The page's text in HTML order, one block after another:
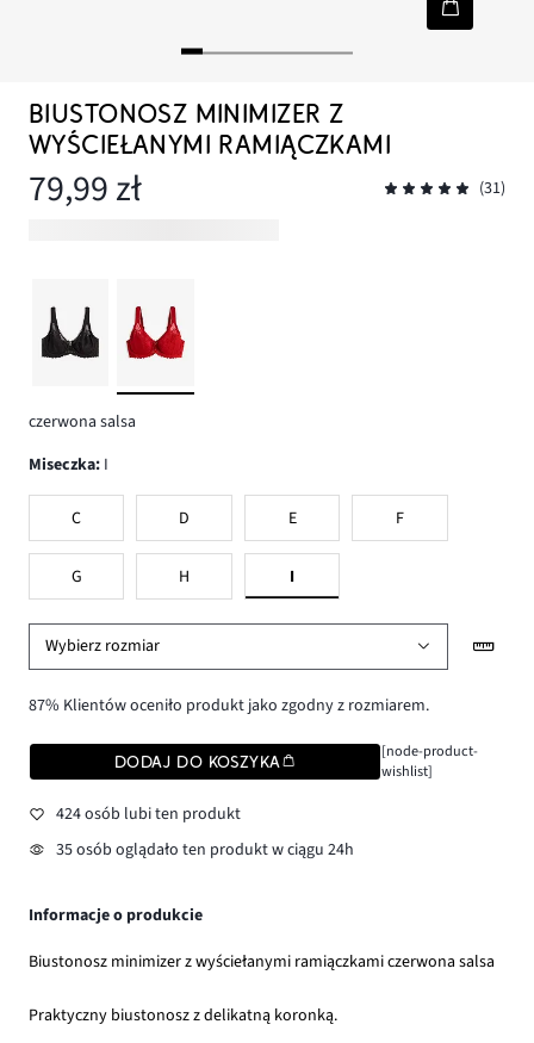
BIUSTONOSZ MINIMIZER Z
WYŚCIEŁANYMI RAMIĄCZKAMI
79,99 zł (31)
czerwona salsa
Miseczka: I
C D E F
G H I
Wybierz rozmiar
87% Klientów oceniło produkt jako zgodny z rozmiarem.
DODAJ DO KOSZYKA
[node-product-
wishlist]
424 osób lubi ten produkt
35 osób oglądało ten produkt w ciągu 24h
Informacje o produkcie
Biustonosz minimizer z wyściełanymi ramiączkami czerwona salsa
Praktyczny biustonosz z delikatną koronką.